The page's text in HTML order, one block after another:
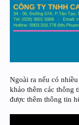
Ngoài ra nếu có
khảo thêm các thông
được thêm thông tin